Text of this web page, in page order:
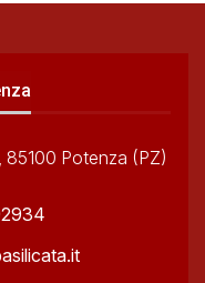
85100 Potenza (PZ)